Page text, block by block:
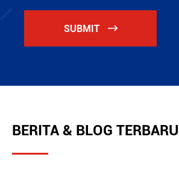
SUBMIT 
BERITA & BLOG TERBARU